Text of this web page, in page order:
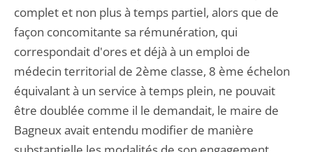
complet et non plus à temps partiel, alors que de
façon concomitante sa rémunération, qui
correspondait d'ores et déjà à un emploi de
médecin territorial de 2ème classe, 8 ème échelon
équivalant à un service à temps plein, ne pouvait
être doublée comme il le demandait, le maire de
Bagneux avait entendu modifier de manière